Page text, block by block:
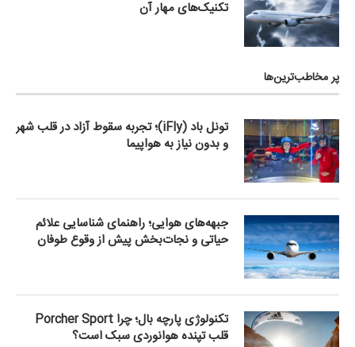
تکنیک‌های مهار آن
پر مخاطب‌ترین‌ها
تونل باد (iFly)؛ تجربه سقوط آزاد در قلب شهر
و بدون نیاز به هواپیما
جبهه‌های هوایی؛ راهنمای شناسایی علائم
حیاتی و نجات‌بخش پیش از وقوع طوفان
تکنولوژی پارچه بال؛ چرا Porcher Sport
قلب تپنده هوانوردی سبک است؟